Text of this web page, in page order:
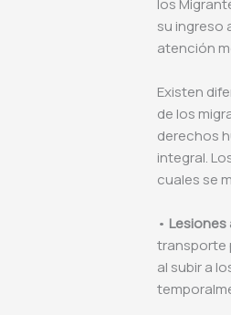
los
su ingreso
atención
Existen
de los
derechos
integral.
cuales se
• Lesiones
transporte
al subir a